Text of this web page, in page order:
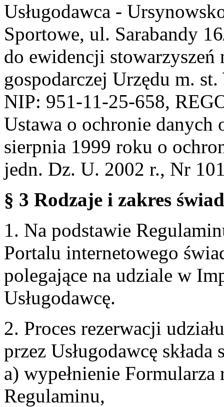
Usługodawca -
Sportowe, ul. Sarabandy
do ewidencji stowarzyszeń
gospodarczej Urzędu m.
NIP: 951-11-25-658,
Ustawa o ochronie danych
sierpnia 1999 roku o
jedn. Dz. U. 2002 r., Nr
§ 3 Rodzaje i zakres
1. Na podstawie
Portalu internetowego
polegające na udziale w
Usługodawcę.
2. Proces rezerwacji
przez Usługodawcę
a) wypełnienie
Regulaminu,